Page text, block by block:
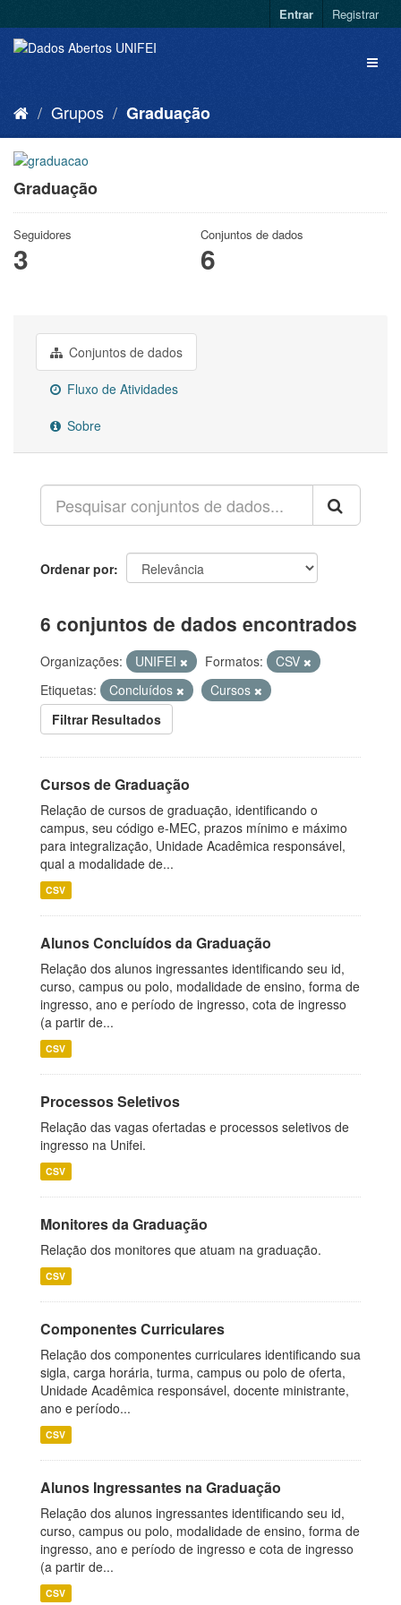
Entrar Registrar
Grupos Graduação
Graduação
Seguidores
3
Conjuntos de dados
6
Conjuntos de dados
Fluxo de Atividades
Sobre
Ordenar por
6 conjuntos de dados encontrados
Organizações: UNIFEI Formatos:
CSV
Etiquetas:
Concluídos
Cursos
Filtrar Resultados
Cursos de Graduação
Relação de cursos de graduação, identificando o
campus, seu código e-MEC, prazos mínimo e máximo
para integralização, Unidade Acadêmica responsável,
qual a modalidade de...
CSV
Alunos Concluídos da Graduação
Relação dos alunos ingressantes identificando seu id,
curso, campus ou polo, modalidade de ensino, forma de
ingresso, ano e período de ingresso, cota de ingresso
(a partir de...
CSV
Processos Seletivos
Relação das vagas ofertadas e processos seletivos de
ingresso na Unifei.
CSV
Monitores da Graduação
Relação dos monitores que atuam na graduação.
CSV
Componentes Curriculares
Relação dos componentes curriculares identificando sua
sigla, carga horária, turma, campus ou polo de oferta,
Unidade Acadêmica responsável, docente ministrante,
ano e período...
CSV
Alunos Ingressantes na Graduação
Relação dos alunos ingressantes identificando seu id,
curso, campus ou polo, modalidade de ensino, forma de
ingresso, ano e período de ingresso e cota de ingresso
(a partir de...
CSV